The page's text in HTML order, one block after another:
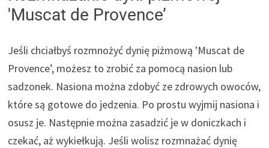
'Muscat de Provence’
Jeśli chciałbyś rozmnożyć dynię piżmową 'Muscat de
Provence’, możesz to zrobić za pomocą nasion lub
sadzonek. Nasiona można zdobyć ze zdrowych owoców,
które są gotowe do jedzenia. Po prostu wyjmij nasiona i
osusz je. Następnie można zasadzić je w doniczkach i
czekać, aż wykiełkują. Jeśli wolisz rozmnażać dynię